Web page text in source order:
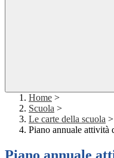
Home >
Scuola >
Le carte della scuola >
Piano annuale attività